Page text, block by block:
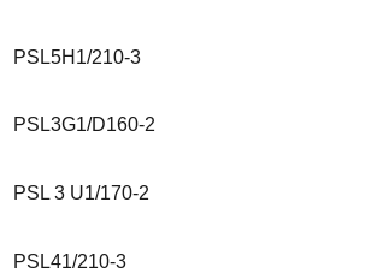
PSL5H1/210-3
PSL3G1/D160-2
PSL 3 U1/170-2
PSL41/210-3